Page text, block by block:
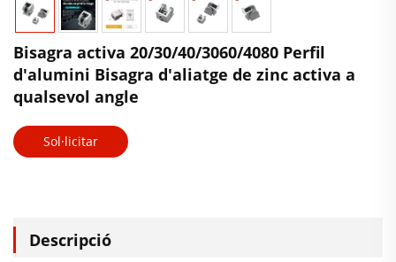
Bisagra activa 20/30/40/3060/4080 Perfil
d'alumini Bisagra d'aliatge de zinc activa a
qualsevol angle
Sol·licitar
Descripció